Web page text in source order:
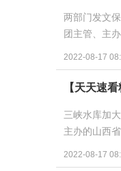
两部门发文
团主管、主办
2022-08-17
【天天速
三峡水库加
主办的山西省
2022-08-17